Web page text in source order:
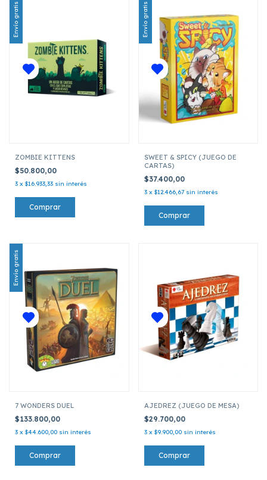
Envío gratis
ZOMBIE KITTENS
$50.800,00
3 x $16.933,33 sin interés
Envío gratis
SWEET & SPICY (JUEGO DE
CARTAS)
$37.400,00
3 x $12.466,67 sin interés
Envío gratis
7 WONDERS DUEL
$133.800,00
3 x $44.600,00 sin interés
AJEDREZ (JUEGO DE MESA)
$29.700,00
3 x $9.900,00 sin interés